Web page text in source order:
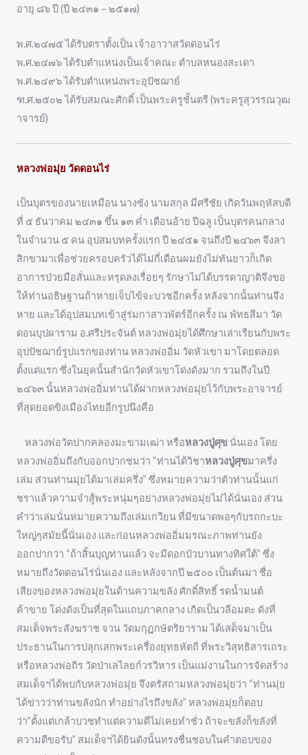
อายุ ๘๖ ปี (ปี ๒๔๓๑ – ๒๕๑๗)
พ.ศ.๒๔๗๕ ได้รับตราตั้งเป็น เจ้าอาวาสวัดดอนไร่
พ.ศ.๒๔๗๖ ได้รับตำแหน่งเป็นเจ้าคณะ ตำบลหนองสะเดา
พ.ศ.๒๔๙๖ ได้รับตำแหน่งพระอุปัชฌาย์
ฑ.ศ.๒๕๐๒ ได้รับสมณะศักดิ์ เป็นพระครูชั้นตรี (พระครูสุวรรณวุฒ
าจารย์)
หลวงพ่อมุ่ย วัดดอนไร่
เป็นบุตรของนายเหมือน นางซัง นามสกุล มีศรีชัย เกิดวันพฤหัสบดี
ที่ ๕ ธันวาคม ๒๔๓๑ ขึ้น ๑๓ ค่ำ เดือนอ้าย ปีฉลู เป็นบุตรคนกลาง
ในจำนวน ๕ คน อุปสมบทครั้งแรก ปี ๒๔๕๑ จนถึงปี ๒๔๖๓ จึงลา
สิกขามาเพื่อช่วยครอบครัวได้ไม่กี่เดือนผมยังไม่ทันยาวก็เกิด
อาการป่วยมือสั่นและทรุดลงเรื่อยๆ รักษาไม่ได้บรรดาญาติจึงขอ
ให้ท่านอธิษฐานถ้าหายเจ็บไข้จะบวชอีกครั้ง หลังจากนั้นท่านจึง
หาย และได้อุปสมบทเข้าสู่ร่มกาสาวพัตร์อีกครั้ง ณ พัทธสีมา วัด
ดอนบุปผาราม อ.ศรีประจันต์ หลวงพ่อมุ่ยได้ศึกษาเล่าเรียนกับพระ
อุปปัชฌาย์รูปแรกของท่าน หลวงพ่ออิ่ม วัดหัวเขา มาโดยตลอด
ตั้งแต่แรก ซึ่งในยุคนั้นสำนักวัดหัวเขาโด่งดังมาก รวมถึงในปี
๒๔๖๓ นั้นหลวงพ่ออิ่มท่านได้ฝากหลวงพ่อมุ่ยไว้กับพระอาจารย์
ที่สุดยอดขิงเมืองไทยอีกรูปนึงคือ
หลวงพ่อวัดปากคลองมะขามเฒ่า หรือหลวงปู่ศุข นั่นเอง โดย
หลวงพ่ออิ่มถึงกับออกปากชมว่า “ท่านได้วิชาหลวงปู่ศุขมาครึ่ง
เล่ม ส่วนท่านมุ่ยได้มาเล่มครึ่ง” ซึ่งหมายความว่าตัวท่านนั้นแก่
ชราแล้วความจำสู้พระหนุ่มๆอย่างหลวงพ่อมุ่ยไม่ได้นั่นเอง ส่วน
คำว่าเล่มนั่นหมายความถึงเล่มเกวียน ที่มีขนาดพอๆกับรถกะบะ
ใหญ่ๆสมัยนี้นั่นเอง และก่อนหลวงพ่ออิ่มมรณะภาพท่านยัง
ออกปากว่า “ถ้าสิ้นบุญท่านแล้ว จะมีดอกบัวบานทางทิศใต้” ซึ่ง
หมายถึงวัดดอนไร่นั่นเอง และหลังจากปี ๒๕๐๐ เป็นต้นมา ชื่อ
เสียงของหลวงพ่อมุ่ยในด้านความขลัง ศักดิ์สิทธิ์ รดน้ำมนต์
ค้าขาย โด่งดังเป็นที่สุดในแถบภาคกลาง เกิดเป็นวลีอมตะ ดังที่
สมเด็จพระสังฆราช จวน วัดมกุฏกษัตริยาราม ได้เสด็จมาเป็น
ประธานในการปลุกเสกพระเครื่องยุทธหัตถี ที่พระวิสุทธิสารเถระ
หรือหลวงพ่อถิร วัดป่าเลไลยก์วรวิหาร เป็นแม่งานในการจัดสร้าง
สมเด็จฯได้พบกับหลวงพ่อมุ่ย จึงตรัสถามหลวงพ่อมุ่ยว่า “ท่านมุ่ย
ได้ข่าวว่าท่านขลังนัก ทำอย่างไรถึงขลัง” หลวงพ่อมุ่ยก็ตอบ
ว่า”ตั้งแต่เกล้าบวชทำแต่ความดีไม่เคยทำชั่ว ถ้าจะขลังก็ขลังที่
ความดีขอรับ” สมเด็จฯได้ยินดังนั้นทรงชื่นชอบในคำตอบของ